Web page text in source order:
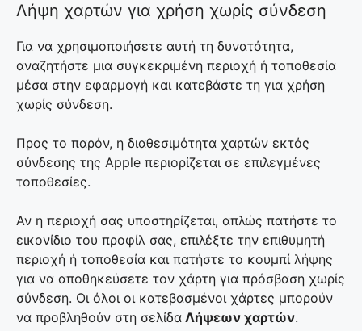
Λήψη χαρτών για χρήση χωρίς σύνδεση
Για να χρησιμοποιήσετε αυτή τη δυνατότητα,
αναζητήστε μια συγκεκριμένη περιοχή ή τοποθεσία
μέσα στην εφαρμογή και κατεβάστε τη για χρήση
χωρίς σύνδεση.
Προς το παρόν, η διαθεσιμότητα χαρτών εκτός
σύνδεσης της Apple περιορίζεται σε επιλεγμένες
τοποθεσίες.
Αν η περιοχή σας υποστηρίζεται, απλώς πατήστε το
εικονίδιο του προφίλ σας, επιλέξτε την επιθυμητή
περιοχή ή τοποθεσία και πατήστε το κουμπί λήψης
για να αποθηκεύσετε τον χάρτη για πρόσβαση χωρίς
σύνδεση. Οι όλοι οι κατεβασμένοι χάρτες μπορούν
να προβληθούν στη σελίδα Λήψεων χαρτών.